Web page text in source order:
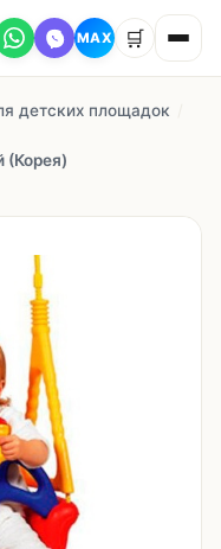
MAX 🛒
детских площадок
(Корея)